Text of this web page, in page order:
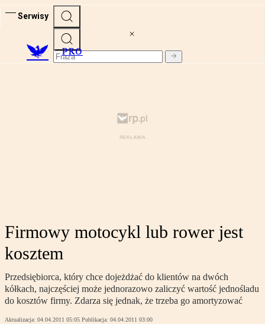
Serwisy
PRO
Firmowy motocykl lub rower jest
kosztem
Przedsiębiorca, który chce dojeżdżać do klientów na dwóch
kółkach, najczęściej może jednorazowo zaliczyć wartość jednośladu
do kosztów firmy. Zdarza się jednak, że trzeba go amortyzować
Aktualizacja: 04.04.2011 05:05 Publikacja: 04.04.2011 03:00